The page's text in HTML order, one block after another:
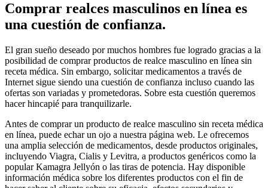
Comprar realces masculinos en línea es
una cuestión de confianza.
El gran sueño deseado por muchos hombres fue logrado gracias a la
posibilidad de comprar productos de realce masculino en línea sin
receta médica. Sin embargo, solicitar medicamentos a través de
Internet sigue siendo una cuestión de confianza incluso cuando las
ofertas son variadas y prometedoras. Sobre esta cuestión queremos
hacer hincapié para tranquilizarle.
Antes de comprar un producto de realce masculino sin receta médica
en línea, puede echar un ojo a nuestra página web. Le ofrecemos
una amplia selección de medicamentos, desde productos originales,
incluyendo Viagra, Cialis y Levitra, a productos genéricos como la
popular Kamagra Jellyón o las tiras de potencia. Hay disponible
información médica sobre los diferentes productos con el fin de